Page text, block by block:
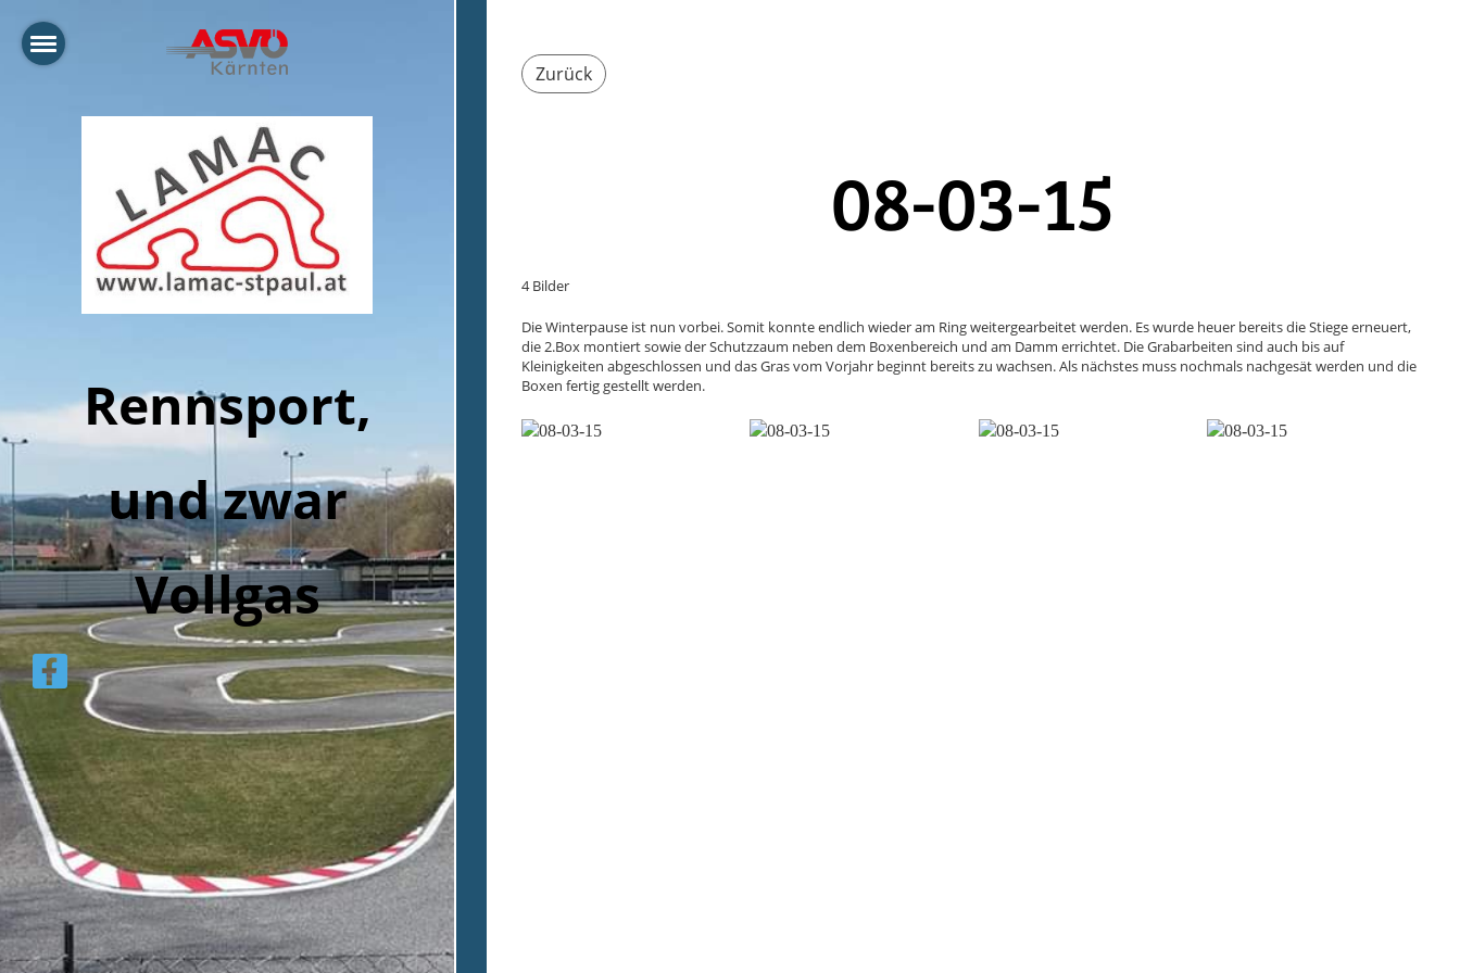
Rennsport,
und zwar
Vollgas
Zurück
08-03-15
4 Bilder
Die Winterpause ist nun vorbei. Somit konnte endlich wieder am Ring weitergearbeitet werden. Es wurde heuer bereits die Stiege erneuert,
die 2.Box montiert sowie der Schutzzaum neben dem Boxenbereich und am Damm errichtet. Die Grabarbeiten sind auch bis auf
Kleinigkeiten abgeschlossen und das Gras vom Vorjahr beginnt bereits zu wachsen. Als nächstes muss nochmals nachgesät werden und die
Boxen fertig gestellt werden.